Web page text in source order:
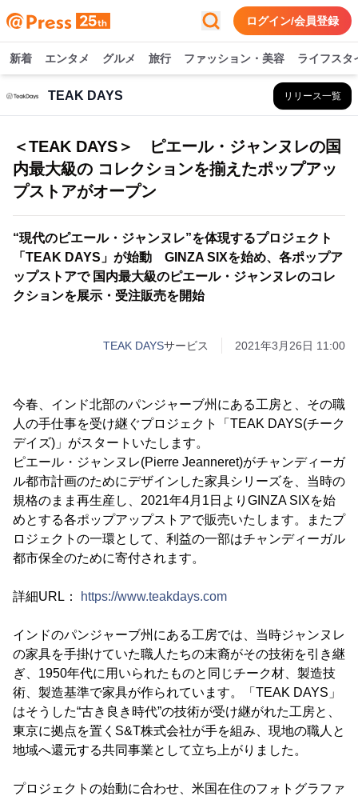
ログイン/会員登録
新着 エンタメ グルメ 旅行 ファッション・美容 ライフスタ
TEAK DAYS リリース一覧
＜TEAK DAYS＞ ピエール・ジャンヌレの国
内最大級の コレクションを揃えたポップアッ
プストアがオープン
“現代のピエール・ジャンヌレ”を体現するプロジェクト
「TEAK DAYS」が始動 GINZA SIXを始め、各ポップア
ップストアで 国内最大級のピエール・ジャンヌレのコレ
クションを展示・受注販売を開始
TEAK DAYSサービス 2021年3月26日 11:00
今春、インド北部のパンジャーブ州にある工房と、その職
人の手仕事を受け継ぐプロジェクト「TEAK DAYS(チーク
デイズ)」がスタートいたします。
ピエール・ジャンヌレ(Pierre Jeanneret)がチャンディーガ
ル都市計画のためにデザインした家具シリーズを、当時の
規格のまま再生産し、2021年4月1日よりGINZA SIXを始
めとする各ポップアップストアで販売いたします。またプ
ロジェクトの一環として、利益の一部はチャンディーガル
都市保全のために寄付されます。
詳細URL： https://www.teakdays.com
インドのパンジャーブ州にある工房では、当時ジャンヌレ
の家具を手掛けていた職人たちの末裔がその技術を引き継
ぎ、1950年代に用いられたものと同じチーク材、製造技
術、製造基準で家具が作られています。「TEAK DAYS」
はそうした“古き良き時代”の技術が受け継がれた工房と、
東京に拠点を置くS&T株式会社が手を組み、現地の職人と
地域へ還元する共同事業として立ち上がりました。
プロジェクトの始動に合わせ、米国在住のフォトグラファ